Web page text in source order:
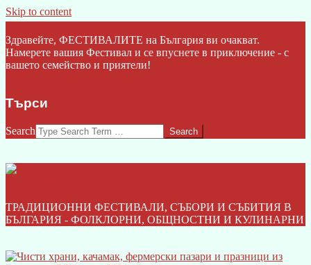
Skip to content
Здравейте, ФЕСТИВАЛИТЕ на България ви очакват.
Намерете вашия Фестивал и се впуснете в приключение - с
вашето семейство и приятели!
Търси
Search
ТРАДИЦИОННИ ФЕСТИВАЛИ, СЪБОРИ И СЪБИТИЯ В
БЪЛГАРИЯ - ФОЛКЛОРНИ, ОБЩНОСТНИ И КУЛИНАРНИ